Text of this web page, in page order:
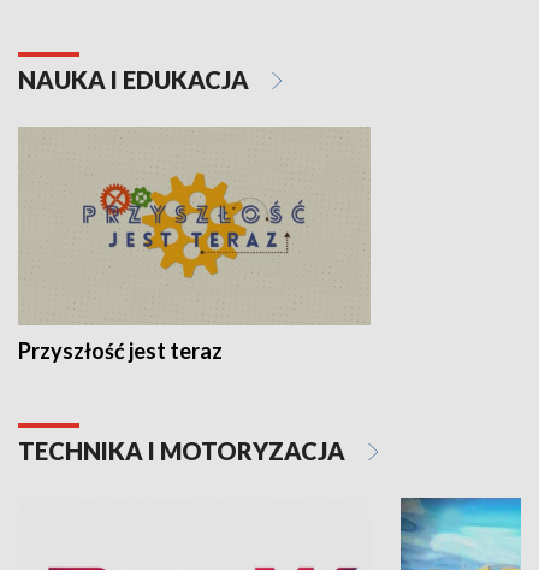
NAUKA I EDUKACJA
Przyszłość jest teraz
TECHNIKA I MOTORYZACJA